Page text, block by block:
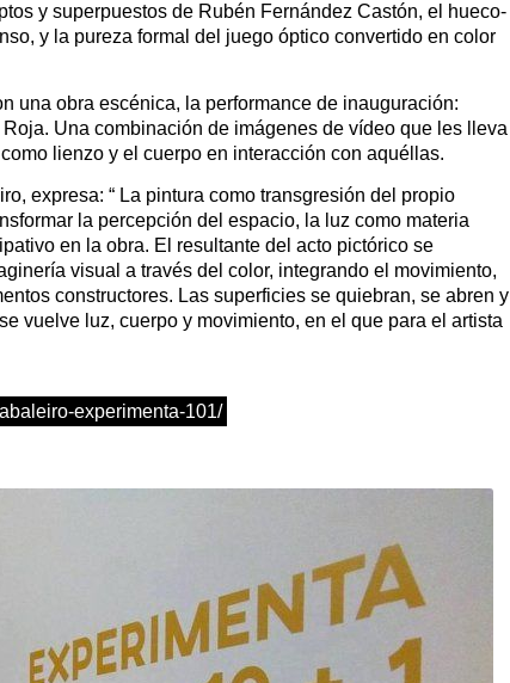
y superpuestos de Rubén Fernández Castón, el hueco-
y la pureza formal del juego óptico convertido en color
una obra escénica, la performance de inauguración:
Una combinación de imágenes de vídeo que les lleva
lienzo y el cuerpo en interacción con aquéllas.
expresa: “ La pintura como transgresión del propio
la percepción del espacio, la luz como materia
en la obra. El resultante del acto pictórico se
visual a través del color, integrando el movimiento,
constructores. Las superficies se quiebran, se abren y
vuelve luz, cuerpo y movimiento, en el que para el artista
experimenta-101/